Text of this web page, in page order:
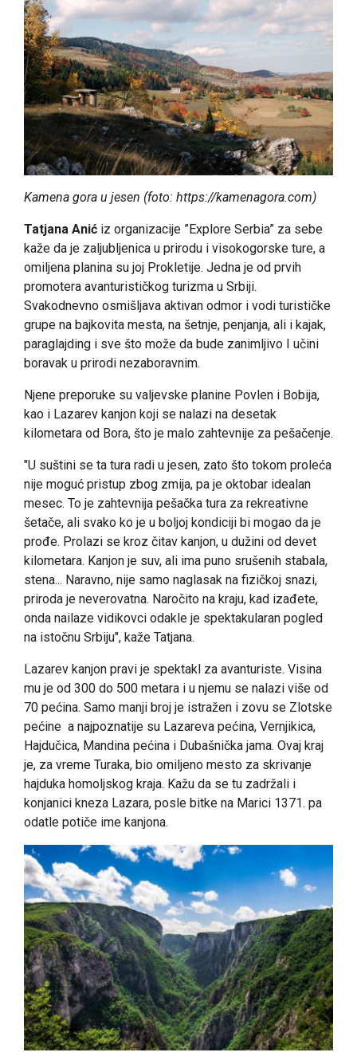
Kamena gora u jesen (foto: https://kamenagora.com)
Tatjana Anić iz organizacije ”Explore Serbia” za sebe
kaže da je zaljubljenica u prirodu i visokogorske ture, a
omiljena planina su joj Prokletije. Jedna je od prvih
promotera avanturističkog turizma u Srbiji.
Svakodnevno osmišljava aktivan odmor i vodi turističke
grupe na bajkovita mesta, na šetnje, penjanja, ali i kajak,
paraglajding i sve što može da bude zanimljivo I učini
boravak u prirodi nezaboravnim.
Njene preporuke su valjevske planine Povlen i Bobija,
kao i Lazarev kanjon koji se nalazi na desetak
kilometara od Bora, što je malo zahtevnije za pešačenje.
"U suštini se ta tura radi u jesen, zato što tokom proleća
nije moguć pristup zbog zmija, pa je oktobar idealan
mesec. To je zahtevnija pešačka tura za rekreativne
šetače, ali svako ko je u boljoj kondiciji bi mogao da je
prođe. Prolazi se kroz čitav kanjon, u dužini od devet
kilometara. Kanjon je suv, ali ima puno srušenih stabala,
stena... Naravno, nije samo naglasak na fizičkoj snazi,
priroda je neverovatna. Naročito na kraju, kad izađete,
onda nailaze vidikovci odakle je spektakularan pogled
na istočnu Srbiju", kaže Tatjana.
Lazarev kanjon pravi je spektakl za avanturiste. Visina
mu je od 300 do 500 metara i u njemu se nalazi više od
70 pećina. Samo manji broj je istražen i zovu se Zlotske
pećine a najpoznatije su Lazareva pećina, Vernjikica,
Hajdučica, Mandina pećina i Dubašnička jama. Ovaj kraj
je, za vreme Turaka, bio omiljeno mesto za skrivanje
hajduka homoljskog kraja. Kažu da se tu zadržali i
konjanici kneza Lazara, posle bitke na Marici 1371. pa
odatle potiče ime kanjona.